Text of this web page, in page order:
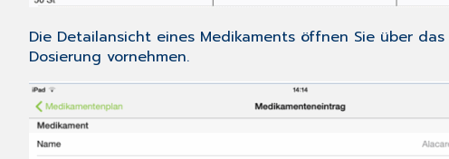
Die Detailansicht eines Medikaments öffnen Sie über das
Dosierung vornehmen.